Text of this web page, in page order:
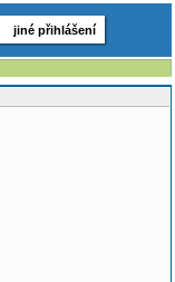
jiné přihlášení